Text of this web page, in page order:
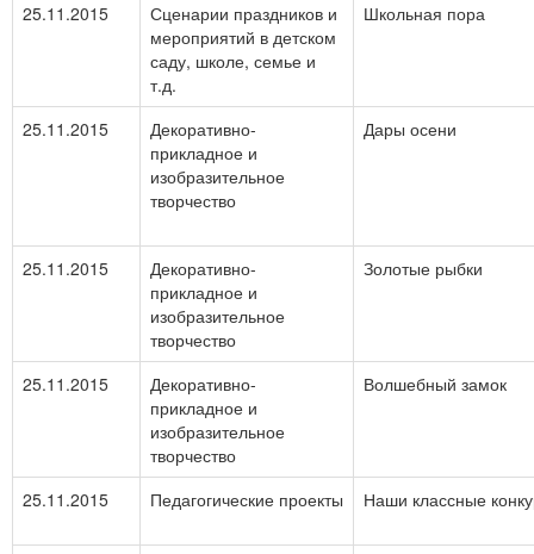
25.11.2015
Сценарии праздников и
мероприятий в детском
саду, школе, семье и
т.д.
Школьная пора
25.11.2015
Декоративно-
прикладное и
изобразительное
творчество
Дары осени
25.11.2015
Декоративно-
прикладное и
изобразительное
творчество
Золотые рыбки
25.11.2015
Декоративно-
прикладное и
изобразительное
творчество
Волшебный замок
25.11.2015 Педагогические проекты Наши классные